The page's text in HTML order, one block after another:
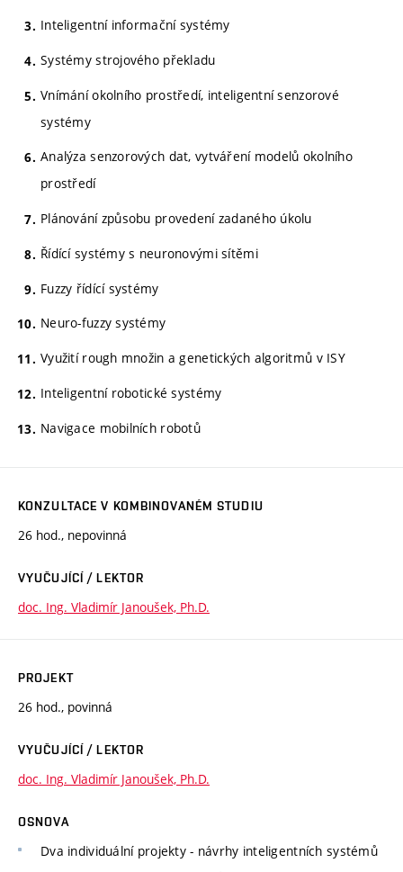
Inteligentní informační systémy
Systémy strojového překladu
Vnímání okolního prostředí, inteligentní senzorové
systémy
Analýza senzorových dat, vytváření modelů okolního
prostředí
Plánování způsobu provedení zadaného úkolu
Řídící systémy s neuronovými sítěmi
Fuzzy řídící systémy
Neuro-fuzzy systémy
Využití rough množin a genetických algoritmů v ISY
Inteligentní robotické systémy
Navigace mobilních robotů
KONZULTACE V KOMBINOVANÉM STUDIU
26 hod., nepovinná
VYUČUJÍCÍ / LEKTOR
doc. Ing. Vladimír Janoušek, Ph.D.
PROJEKT
26 hod., povinná
VYUČUJÍCÍ / LEKTOR
doc. Ing. Vladimír Janoušek, Ph.D.
OSNOVA
Dva individuální projekty - návrhy inteligentních systémů